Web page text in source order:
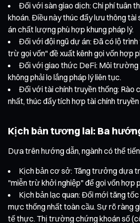
Đối với sàn giao dịch: Chi phí tuân
khoán. Điều này thúc đẩy lưu thông
án chất lượng phù hợp khung pháp lý.
Đối với đội ngũ dự án: Đã có lộ
trừ gọi vốn" đề xuất kênh gọi vốn hợp
Đối với giao thức DeFi: Môi trường
không phải lo lắng pháp lý liên tục.
Đối với tài chính truyền thống: Rào
nhất, thúc đẩy tích hợp tài chính
Kịch bản tương lai: Ba
Dựa trên hướng dẫn, ngành có thể
Kịch bản cơ sở: Tăng trưởng dựa
"miễn trừ khởi nghiệp" để gọi vốn hợp
Kịch bản lạc quan: Đổi mới tăng
mực thống nhất toàn cầu. Sự rõ ràng
tế thực. Thị trường chứng khoán số